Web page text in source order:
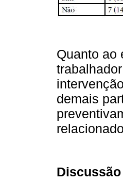
Quanto ao
demais
Discussão